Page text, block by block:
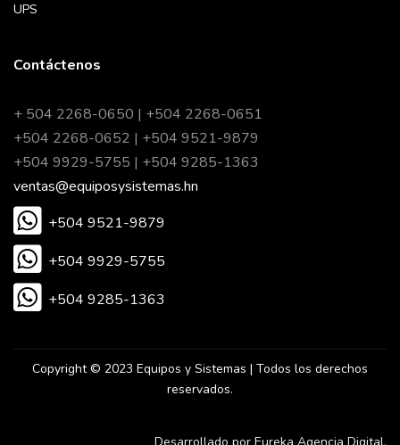
UPS
Contáctenos
+ 504 2268-0650 | +504 2268-0651
+504 2268-0652 | +504 9521-9879
+504 9929-5755 | +504 9285-1363
ventas@equiposysistemas.hn
+504 9521-9879
+504 9929-5755
+504 9285-1363
Copyright © 2023 Equipos y Sistemas | Todos los derechos
reservados.